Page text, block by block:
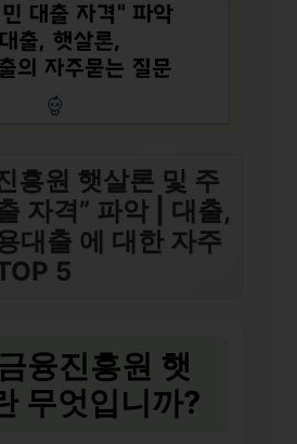
흥원 햇살론 및 주
자격” 파악 | 대출,
대출 에 대한 자주
5
융진흥원 햇
무엇입니까?